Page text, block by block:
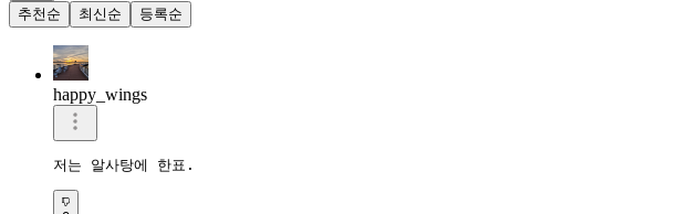
추천순
최신순 등록순
happy_wings
저는 알사탕에 한표.